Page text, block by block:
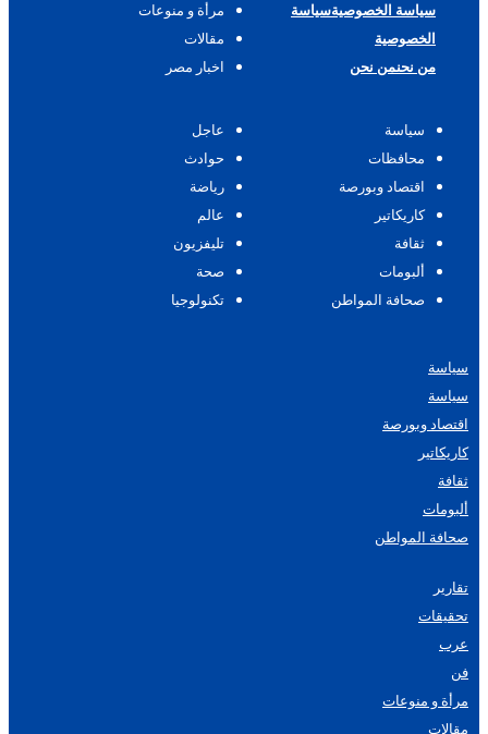
سياسة الخصوصيةسياسة
الخصوصية
من نحنمن نحن
مرأة و منوعات
مقالات
اخبار مصر
سياسة
محافظات
اقتصاد وبورصة
كاريكاتير
ثقافة
ألبومات
صحافة المواطن
عاجل
حوادث
رياضة
عالم
تليفزيون
صحة
تكنولوجيا
سياسة
سياسة
اقتصاد وبورصة
كاريكاتير
ثقافة
ألبومات
صحافة المواطن
تقارير
تحقيقات
عرب
فن
مرأة و منوعات
مقالات